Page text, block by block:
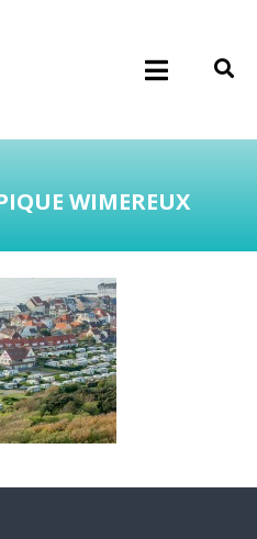
WIMEREUX